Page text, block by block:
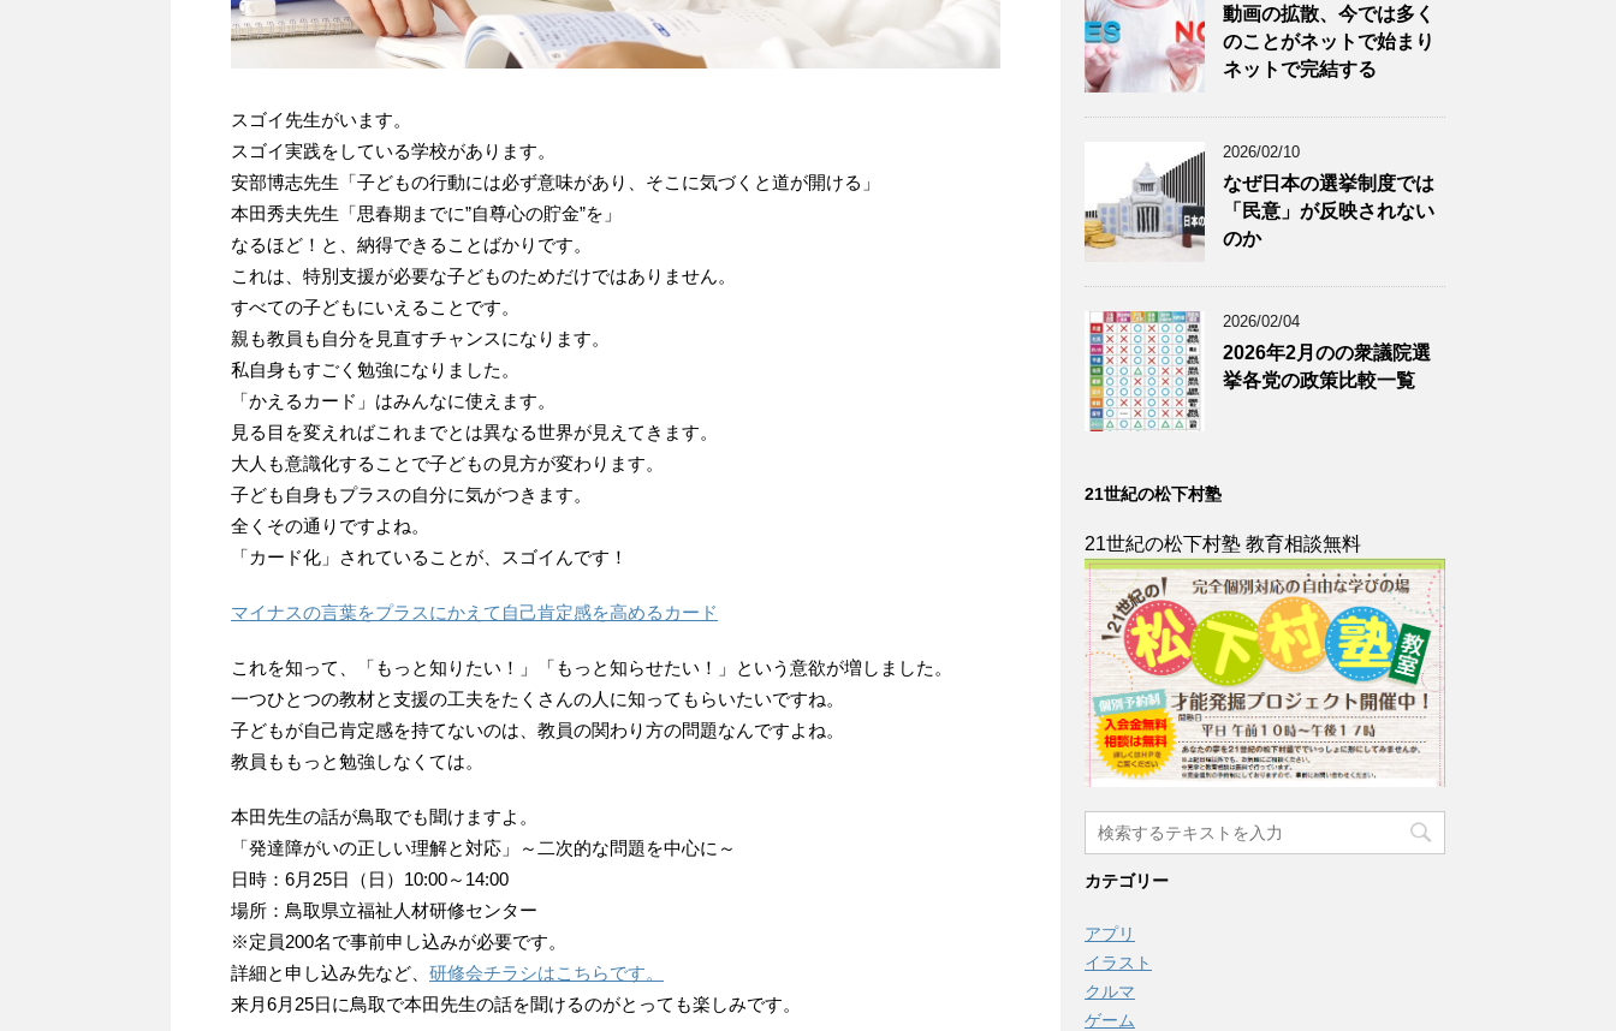
スゴイ先生がいます。
スゴイ実践をしている学校があります。
安部博志先生「子どもの行動には必ず意味があり、そこに気づくと道が開ける」
本田秀夫先生「思春期までに”自尊心の貯金”を」
なるほど！と、納得できることばかりです。
これは、特別支援が必要な子どものためだけではありません。
すべての子どもにいえることです。
親も教員も自分を見直すチャンスになります。
私自身もすごく勉強になりました。
「かえるカード」はみんなに使えます。
見る目を変えればこれまでとは異なる世界が見えてきます。
大人も意識化することで子どもの見方が変わります。
子ども自身もプラスの自分に気がつきます。
全くその通りですよね。
「カード化」されていることが、スゴイんです！
マイナスの言葉をプラスにかえて自己肯定感を高めるカード
これを知って、「もっと知りたい！」「もっと知らせたい！」という意欲が増しました。
一つひとつの教材と支援の工夫をたくさんの人に知ってもらいたいですね。
子どもが自己肯定感を持てないのは、教員の関わり方の問題なんですよね。
教員ももっと勉強しなくては。
本田先生の話が鳥取でも聞けますよ。
「発達障がいの正しい理解と対応」～二次的な問題を中心に～
日時：6月25日（日）10:00～14:00
場所：鳥取県立福祉人材研修センター
※定員200名で事前申し込みが必要です。
詳細と申し込み先など、 研修会チラシはこちらです。
来月6月25日に鳥取で本田先生の話を聞けるのがとっても楽しみです。
動画の拡散、今では多く
のことがネットで始まり
ネットで完結する
2026/02/10
なぜ日本の選挙制度では
「民意」が反映されない
のか
2026/02/04
2026年2月のの衆議院選
挙各党の政策比較一覧
21世紀の松下村塾
21世紀の松下村塾 教育相談無料
カテゴリー
アプリ
イラスト
クルマ
ゲーム